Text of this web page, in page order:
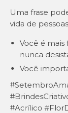
Uma frase
vida de
Você é
nunca
Você
#Acrílico